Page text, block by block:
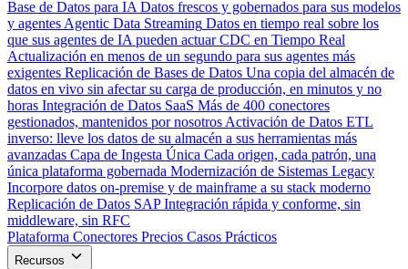
Base de Datos para IA Datos frescos y gobernados para sus modelos
y agentes Agentic Data Streaming Datos en tiempo real sobre los
que sus agentes de IA pueden actuar CDC en Tiempo Real
Actualización en menos de un segundo para sus agentes más
exigentes Replicación de Bases de Datos Una copia del almacén de
datos en vivo sin afectar su carga de producción, en minutos y no
horas Integración de Datos SaaS Más de 400 conectores
gestionados, mantenidos por nosotros Activación de Datos ETL
inverso: lleve los datos de su almacén a sus herramientas más
avanzadas Capa de Ingesta Única Cada origen, cada patrón, una
única plataforma gobernada Modernización de Sistemas Legacy
Incorpore datos on-premise y de mainframe a su stack moderno
Replicación de Datos SAP Integración rápida y conforme, sin
middleware, sin RFC
Plataforma Conectores Precios Casos Prácticos
Recursos